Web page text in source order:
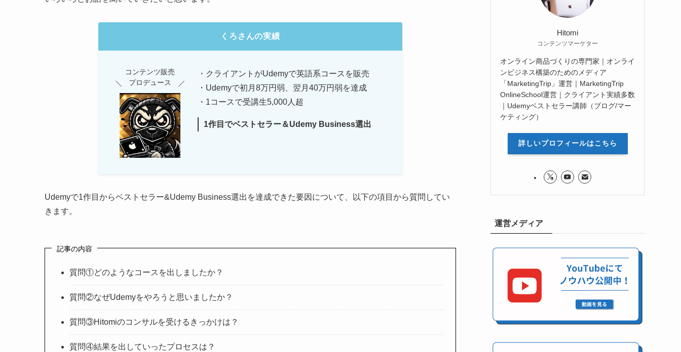
くろさんの実績
・クライアントがUdemyで英語系コースを販売
・Udemyで初月8万円弱、翌月40万円弱を達成
・1コースで受講生5,000人超
1作目でベストセラー＆Udemy Business選出
コンテンツ販売
プロデュース
Udemyで1作目からベストセラー&Udemy Business選出を達成できた要因について、以下の項目から質問してい
きます。
記事の内容
質問①どのようなコースを出しましたか？
質問②なぜUdemyをやろうと思いましたか？
質問③Hitomiのコンサルを受けるきっかけは？
質問④結果を出していったプロセスは？
Hitomi
コンテンツマーケター
オンライン商品づくりの専門家｜オンライ
ンビジネス構築のためのメディア
「MarketingTrip」運営｜MarketingTrip
OnlineSchool運営｜クライアント実績多数
｜Udemyベストセラー講師（ブログ/マー
ケティング）
詳しいプロフィールはこちら
運営メディア